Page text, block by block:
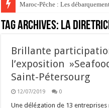
Maroc-Pêche : Les
Tag Archives: la
Brillante
l’exposition
Saint-Pétersourg
12/07/2019 0
Une délégation de 13